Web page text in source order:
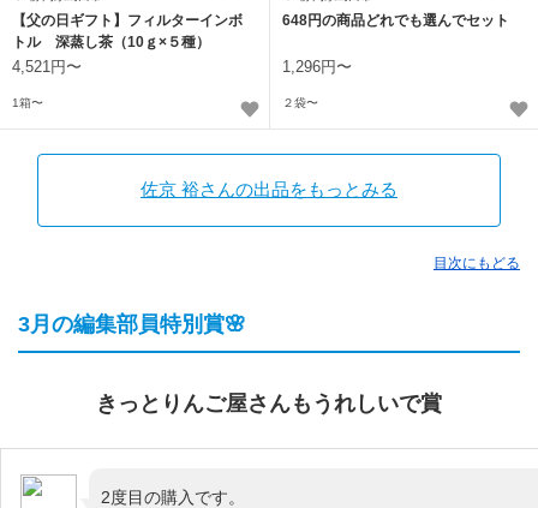
【父の日ギフト】フィルターインボ
トル 深蒸し茶（10ｇ×５種）
4,521円〜
1箱〜
648円の商品どれでも選んでセット
1,296円〜
２袋〜
佐京 裕さんの出品をもっとみる
目次にもどる
3月の編集部員特別賞🌸
きっとりんご屋さんもうれしいで賞
2度目の購入です。